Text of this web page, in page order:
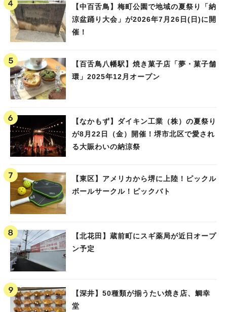
【中百舌鳥】梅町公園で地域の夏祭り「納
涼盆踊り大会」が2026年7月26日(日)に開
催！
【百舌鳥八幡駅】焼き菓子店「夢・菓子舗
環」2025年12月オープン
【なかもず】ダイキン工業（株）の夏祭り
が8月22日（金）開催！堺市北区で愛され
る大賑わいの納涼祭
【東区】アメリカから堺に上陸！ピックル
ボールサークル！ピックバト
【北花田】蔵前町にスギ薬局が近日オープ
ン予定
【深井】50種類が揃うたい焼き店、鯛幸
堂